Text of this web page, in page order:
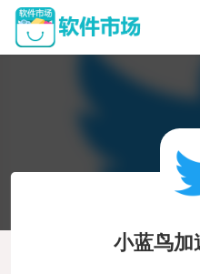
小蓝鸟加